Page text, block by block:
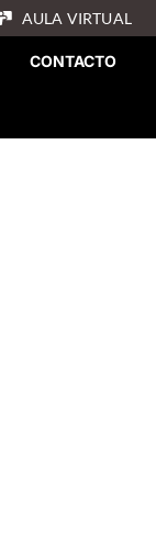
AULA VIRTUAL
CONTACTO